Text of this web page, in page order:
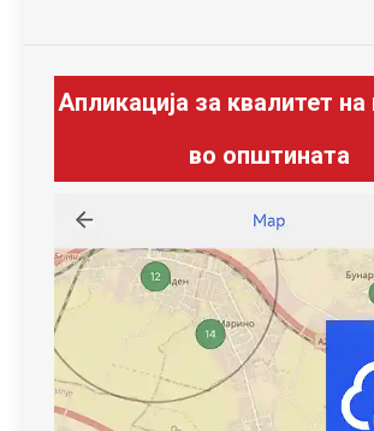
Апликација за квалитет
во општината